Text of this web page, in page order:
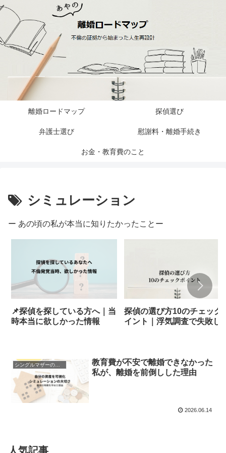
離婚ロードマップ 探偵選び
弁護士選び 慰謝料・離婚手続き
お金・教育費のこと
シミュレーション
ー あの頃の私が本当に知りたかったことー
📌探偵を探している方へ｜当
時本当に欲しかった情報
探偵の選び方10のチェック
イント｜浮気調査で失敗し
シングルマザーのお金・教育
教育費が不安で離婚できなかった
私が、離婚を前倒しした理由
2026.06.14
人気記事